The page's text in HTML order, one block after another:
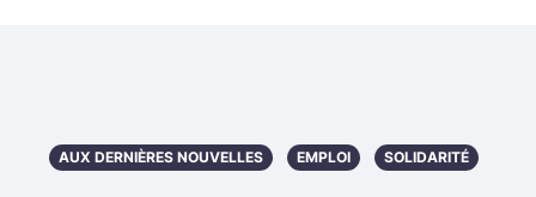
AUX DERNIÈRES NOUVELLES EMPLOI SOLIDARITÉ